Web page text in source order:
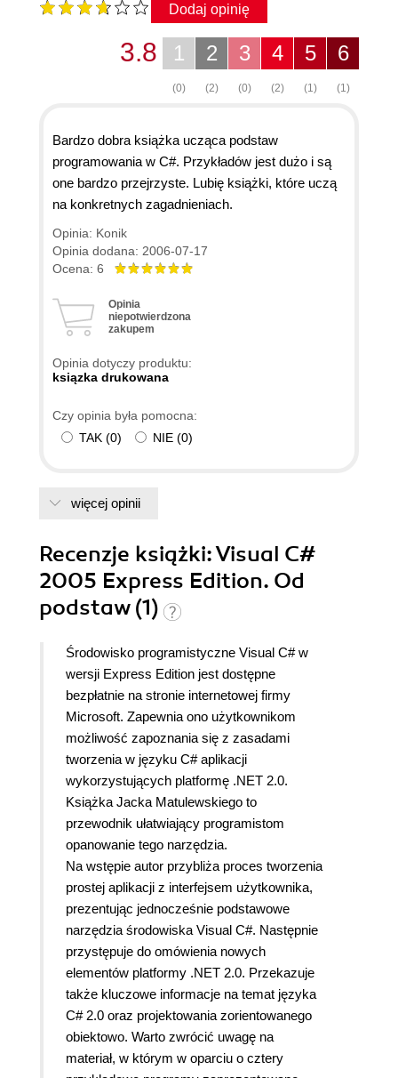
Dodaj opinię
6
(1)
5
(1)
4
(2)
3
(0)
2
(2)
1
(0)
3.8
Bardzo dobra książka ucząca podstaw
programowania w C#. Przykładów jest dużo i są
one bardzo przejrzyste. Lubię książki, które uczą
na konkretnych zagadnieniach.
Opinia: Konik
Opinia dodana: 2006-07-17
Ocena: 6
Opinia
niepotwierdzona
zakupem
Opinia dotyczy produktu:
ksiązka drukowana
Czy opinia była pomocna:
TAK (0) NIE (0)
więcej opinii
Recenzje książki: Visual C#
2005 Express Edition. Od
podstaw (1)
Środowisko programistyczne Visual C# w
wersji Express Edition jest dostępne
bezpłatnie na stronie internetowej firmy
Microsoft. Zapewnia ono użytkownikom
możliwość zapoznania się z zasadami
tworzenia w języku C# aplikacji
wykorzystujących platformę .NET 2.0.
Książka Jacka Matulewskiego to
przewodnik ułatwiający programistom
opanowanie tego narzędzia.
Na wstępie autor przybliża proces tworzenia
prostej aplikacji z interfejsem użytkownika,
prezentując jednocześnie podstawowe
narzędzia środowiska Visual C#. Następnie
przystępuje do omówienia nowych
elementów platformy .NET 2.0. Przekazuje
także kluczowe informacje na temat języka
C# 2.0 oraz projektowania zorientowanego
obiektowo. Warto zwrócić uwagę na
materiał, w którym w oparciu o cztery